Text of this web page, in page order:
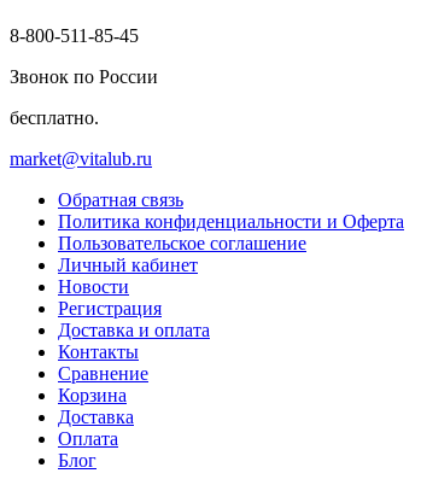
8-800-511-85-45
Звонок по России
бесплатно.
market@vitalub.ru
Обратная связь
Политика конфиденциальности и Оферта
Пользовательское соглашение
Личный кабинет
Новости
Регистрация
Доставка и оплата
Контакты
Сравнение
Корзина
Доставка
Оплата
Блог